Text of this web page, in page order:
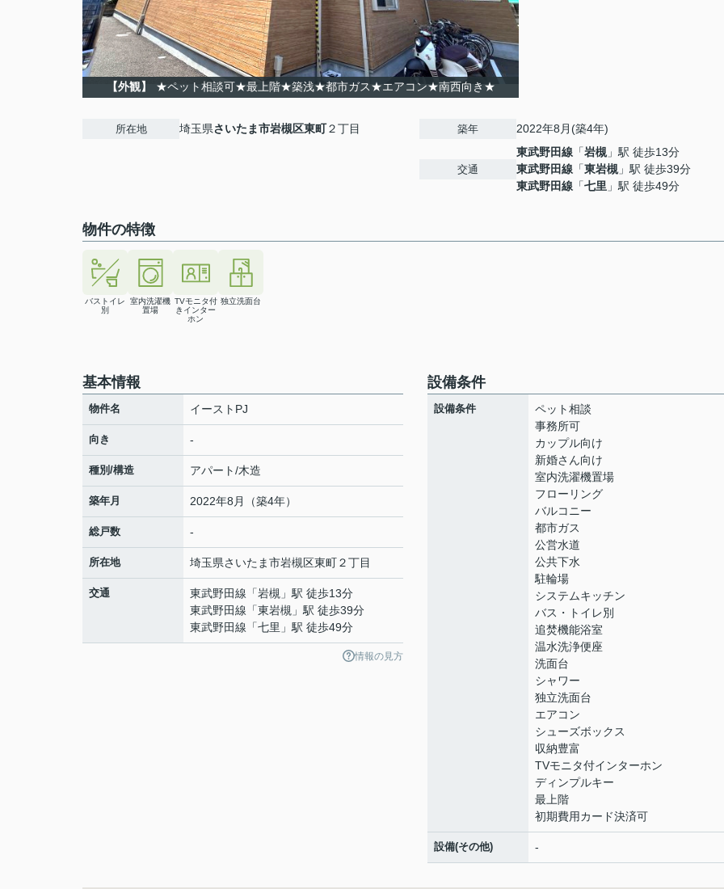
【外観】 ★ペット相談可★最上階★築浅★都市ガス★エアコン★南西向き★
所在地 埼玉県さいたま市岩槻区東町２丁目 築年 2022年8月(築4年)
交通
東武野田線 「岩槻 」駅 徒歩13分
東武野田線 「東岩槻 」駅 徒歩39分
東武野田線 「七里 」駅 徒歩49分
物件の特徴
バストイレ
別
室内洗濯機
置場
TVモニタ付
きインター
ホン
独立洗面台
基本情報
物件名 イーストPJ
向き -
種別/構造 アパート/木造
築年月 2022年8月（築4年）
総戸数 -
所在地 埼玉県さいたま市岩槻区東町２丁目
交通 東武野田線 「岩槻 」駅 徒歩13分
東武野田線 「東岩槻 」駅 徒歩39分
東武野田線 「七里 」駅 徒歩49分
情報の見方
設備条件
設備条件
ペット相談
事務所可
カップル向け
新婚さん向け
室内洗濯機置場
フローリング
バルコニー
都市ガス
公営水道
公共下水
駐輪場
システムキッチン
バス・トイレ別
追焚機能浴室
温水洗浄便座
洗面台
シャワー
独立洗面台
エアコン
シューズボックス
収納豊富
TVモニタ付インターホン
ディンプルキー
最上階
初期費用カード決済可
設備(その他) -